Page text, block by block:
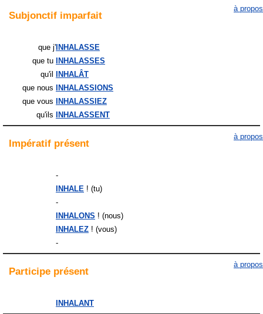
Subjonctif imparfait
à propos
que j' INHALASSE
que tu
INHALASSES
qu'il
INHALÂT
que nous
INHALASSIONS
que vous
INHALASSIEZ
qu'ils
INHALASSENT
Impératif présent
à propos
-
INHALE ! (tu)
-
INHALONS ! (nous)
INHALEZ ! (vous)
-
Participe présent
à propos
INHALANT